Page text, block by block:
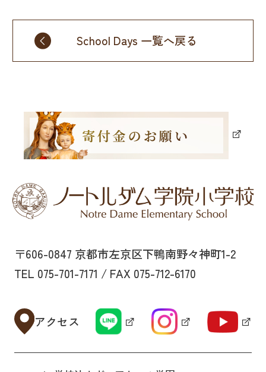
School Days 一覧へ戻る
〒606-0847 京都市左京区下鴨南野々神町1-2
TEL 075-701-7171 / FAX 075-712-6170
アクセス